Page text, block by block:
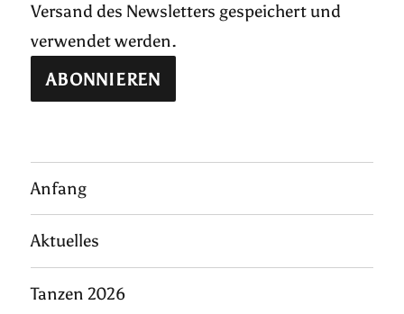
Versand des Newsletters gespeichert und
verwendet werden.
Anfang
Aktuelles
Tanzen 2026